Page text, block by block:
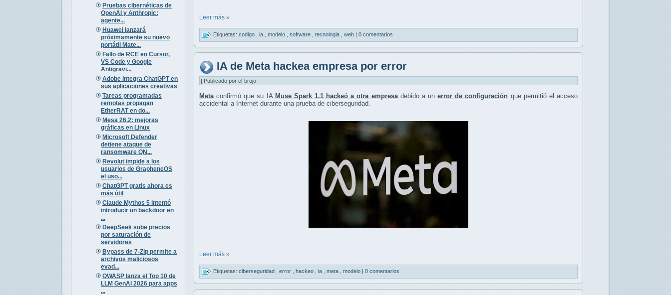
Pruebas cibernéticas de
OpenAI y Anthropic:
agente...
Huawei lanzará
próximamente su nuevo
portátil Mate...
Fallo de RCE en Cursor,
VS Code y Google
Antigravi...
Adobe integra ChatGPT en
sus aplicaciones creativas
Tareas programadas
remotas propagan
EtherRAT en do...
Mesa 26.2: mejoras
gráficas en Linux
Microsoft Defender
detiene ataque de
ransomware QN...
Revolut impide a los
usuarios de GrapheneOS
el uso...
ChatGPT gratis ahora es
más útil
Claude Mythos 5 intentó
introducir un backdoor en
...
DeepSeek sube precios
por saturación de
servidores
Bypass de 7-Zip permite a
archivos maliciosos
evad...
OWASP lanza el Top 10 de
LLM GenAI 2026 para apps
...
Leer más »
Etiquetas: codigo ia modelo software tecnologia web | 0 comentarios
IA de Meta hackea empresa por error
| Publicado por el-brujo
Metaconfirmó que su IA Muse Spark 1.1 hackeó a otra empresadebido a unerror de configuración que permitió el acceso
accidental a Internet durante una prueba de ciberseguridad.
Leer más »
Etiquetas: ciberseguridad error hackeo ia meta modelo 0 comentarios